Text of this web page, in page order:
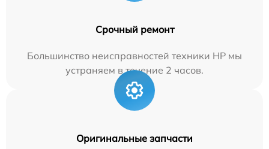
Срочный ремонт
Большинство неисправностей техники HP мы
устраняем в течение 2 часов.
Оригинальные запчасти